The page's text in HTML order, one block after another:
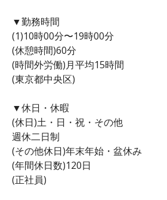
▼勤務時間
(1)10時00分〜19時00分
(休憩時間)60分
(時間外労働)月平均15時間
(東京都中央区)
▼休日・休暇
(休日)土・日・祝・その他
週休二日制
(その他休日)年末年始・盆休み
(年間休日数)120日
(正社員)